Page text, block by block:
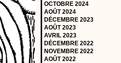
OCTOBRE 2024
AOÛT 2024
DÉCEMBRE 2023
AOÛT 2023
AVRIL 2023
DÉCEMBRE 2022
NOVEMBRE 2022
AOÛT 2022